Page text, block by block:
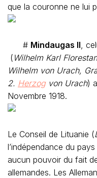
que la couronne ne lui
# Mindaugas II,
( Wilhelm Karl
Wilhelm von Urach,
2. Herzog von Urach)
Novembre 1918.
Le Conseil de Lituanie (
l’indépendance du
aucun pouvoir du fait
allemandes. Les